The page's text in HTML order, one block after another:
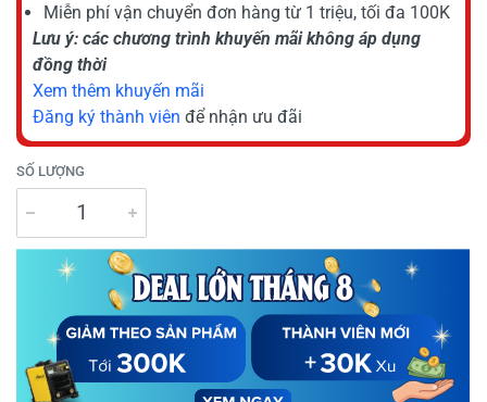
Miễn phí vận chuyển đơn hàng từ 1 triệu, tối đa 100K
Lưu ý: các chương trình khuyến mãi không áp dụng
đồng thời
Xem thêm khuyến mãi
Đăng ký thành viên để nhận ưu đãi
SỐ LƯỢNG